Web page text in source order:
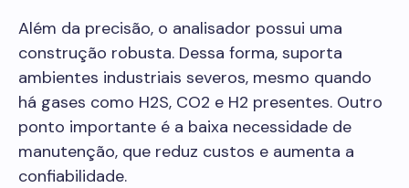
Além da precisão, o analisador possui uma
construção robusta. Dessa forma, suporta
ambientes industriais severos, mesmo quando
há gases como H2S, CO2 e H2 presentes. Outro
ponto importante é a baixa necessidade de
manutenção, que reduz custos e aumenta a
confiabilidade.